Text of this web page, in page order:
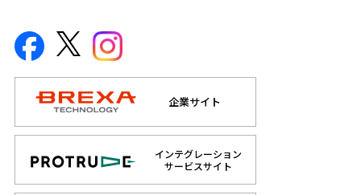
企業サイト
インテグレーション
サービスサイト